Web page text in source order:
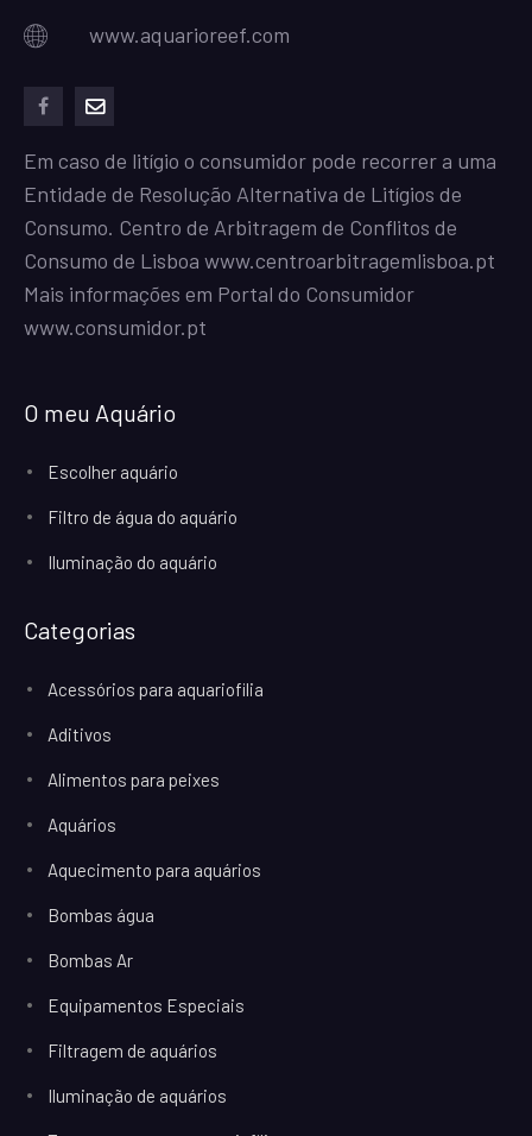
www.aquarioreef.com
Em caso de litígio o consumidor pode recorrer a uma
Entidade de Resolução Alternativa de Litígios de
Consumo. Centro de Arbitragem de Conflitos de
Consumo de Lisboa www.centroarbitragemlisboa.pt
Mais informações em Portal do Consumidor
www.consumidor.pt
O meu Aquário
Escolher aquário
Filtro de água do aquário
Iluminação do aquário
Categorias
Acessórios para aquariofilia
Aditivos
Alimentos para peixes
Aquários
Aquecimento para aquários
Bombas água
Bombas Ar
Equipamentos Especiais
Filtragem de aquários
Iluminação de aquários